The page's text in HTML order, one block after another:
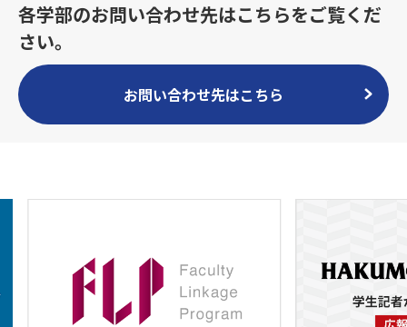
各学部のお問い合わせ先はこちらをご覧くだ
さい。
お問い合わせ先はこちら